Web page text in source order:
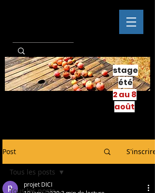
stage
été
2 au 8
août
Post S'inscrire
Tous les posts
Tous les posts
projet DICI